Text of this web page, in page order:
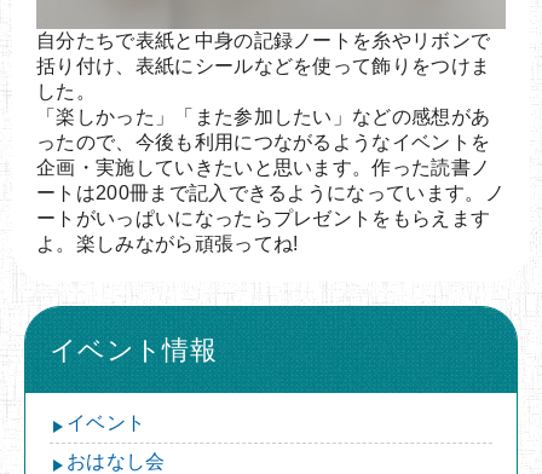
自分たちで表紙と中身の記録ノートを糸やリボンで
括り付け、表紙にシールなどを使って飾りをつけま
した。
「楽しかった」「また参加したい」などの感想があ
ったので、今後も利用につながるようなイベントを
企画・実施していきたいと思います。作った読書ノ
ートは200冊まで記入できるようになっています。ノ
ートがいっぱいになったらプレゼントをもらえます
よ。楽しみながら頑張ってね!
イベント情報
イベント
おはなし会